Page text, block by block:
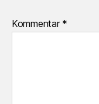
Kommentar *